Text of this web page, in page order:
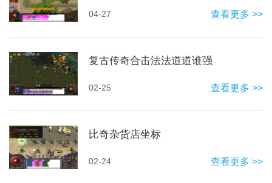
04-27 查看更多 >>
复古传奇合击法法道道谁强
02-25 查看更多 >>
比奇杂货店坐标
02-24 查看更多 >>